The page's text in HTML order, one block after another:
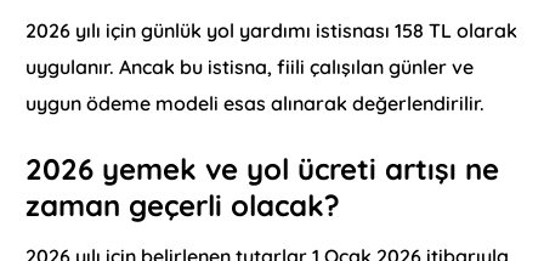
2026 yılı için günlük yol yardımı istisnası 158 TL olarak
uygulanır. Ancak bu istisna, fiili çalışılan günler ve
uygun ödeme modeli esas alınarak değerlendirilir.
2026 yemek ve yol ücreti artışı ne
zaman geçerli olacak?